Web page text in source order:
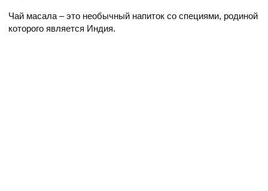
Чай масала – это необычный напиток со специями, родиной
которого является Индия.